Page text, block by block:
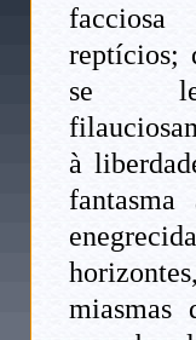
reptícios;
se
à
fantasma
miasmas